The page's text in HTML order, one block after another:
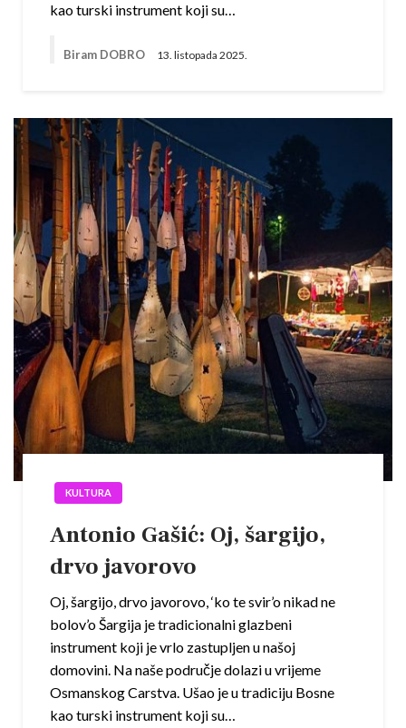
kao turski instrument koji su…
Biram DOBRO 13. listopada 2025.
KULTURA
Antonio Gašić: Oj, šargijo,
drvo javorovo
Oj, šargijo, drvo javorovo, ‘ko te svir’o nikad ne
bolov’o Šargija je tradicionalni glazbeni
instrument koji je vrlo zastupljen u našoj
domovini. Na naše područje dolazi u vrijeme
Osmanskog Carstva. Ušao je u tradiciju Bosne
kao turski instrument koji su…